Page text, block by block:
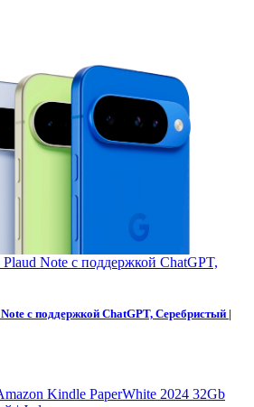
с поддержкой ChatGPT, Серебристый |